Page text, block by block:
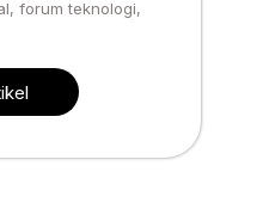
forum teknologi,